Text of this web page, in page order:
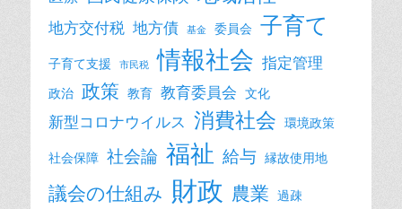
地方交付税 地方債 基金 委員会 子育て
子育て支援 市民税 情報社会 指定管理
政治 政策 教育 教育委員会 文化
新型コロナウイルス 消費社会 環境政策
社会保障 社会論 福祉 給与 縁故使用地
議会の仕組み 財政 農業 過疎